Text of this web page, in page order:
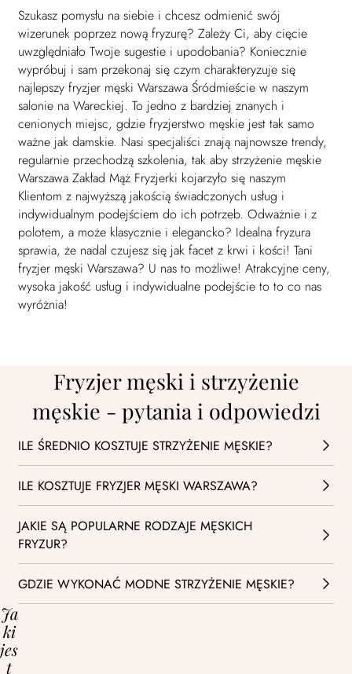
Szukasz pomysłu na siebie i chcesz odmienić swój
wizerunek poprzez nową fryzurę? Zależy Ci, aby cięcie
uwzględniało Twoje sugestie i upodobania? Koniecznie
wypróbuj i sam przekonaj się czym charakteryzuje się
najlepszy fryzjer męski Warszawa Śródmieście w naszym
salonie na Wareckiej. To jedno z bardziej znanych i
cenionych miejsc, gdzie fryzjerstwo męskie jest tak samo
ważne jak damskie. Nasi specjaliści znają najnowsze trendy,
regularnie przechodzą szkolenia, tak aby strzyżenie męskie
Warszawa Zakład Mąż Fryzjerki kojarzyło się naszym
Klientom z najwyższą jakością świadczonych usług i
indywidualnym podejściem do ich potrzeb. Odważnie i z
polotem, a może klasycznie i elegancko? Idealna fryzura
sprawia, że nadal czujesz się jak facet z krwi i kości! Tani
fryzjer męski Warszawa? U nas to możliwe! Atrakcyjne ceny,
wysoka jakość usług i indywidualne podejście to to co nas
wyróżnia!
Fryzjer męski i strzyżenie
męskie - pytania i odpowiedzi
ILE ŚREDNIO KOSZTUJE STRZYŻENIE MĘSKIE?
ILE KOSZTUJE FRYZJER MĘSKI WARSZAWA?
JAKIE SĄ POPULARNE RODZAJE MĘSKICH
FRYZUR?
GDZIE WYKONAĆ MODNE STRZYŻENIE MĘSKIE?
Ja
ki
jes
t